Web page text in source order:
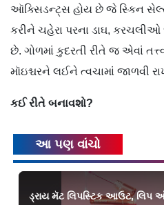
ઑક્સિડન્ટ્સ હોય છે જે સ્કિન
કરીને ચહેરા પરના ડાઘ,
છે. ગોળમાં કુદરતી રીતે જ એવાં
મૉઇશ્ચરને લઈને ત્વચામાં જાળવી
કઈ રીતે બનાવશો?
આ પણ વાંચો
ડ્રાય મૅટ લિપસ્ટિક આઉટ, લિપ